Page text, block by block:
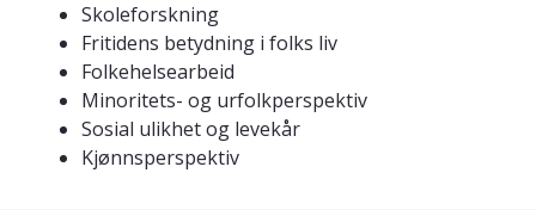
Skoleforskning
Fritidens betydning i folks liv
Folkehelsearbeid
Minoritets- og urfolkperspektiv
Sosial ulikhet og levekår
Kjønnsperspektiv